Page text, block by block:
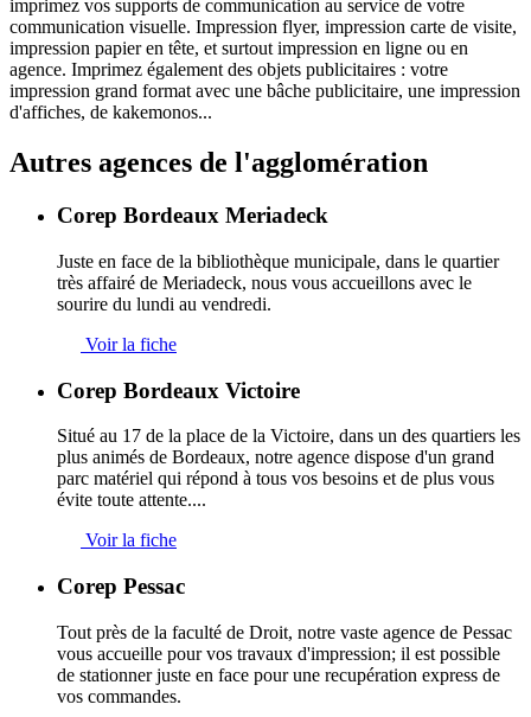
imprimez vos supports de communication au service de votre
communication visuelle. Impression flyer, impression carte de visite,
impression papier en tête, et surtout impression en ligne ou en
agence. Imprimez également des objets publicitaires : votre
impression grand format avec une bâche publicitaire, une impression
d'affiches, de kakemonos...
Autres agences de l'agglomération
Corep Bordeaux Meriadeck
Juste en face de la bibliothèque municipale, dans le quartier
très affairé de Meriadeck, nous vous accueillons avec le
sourire du lundi au vendredi.
Voir la fiche
Corep Bordeaux Victoire
Situé au 17 de la place de la Victoire, dans un des quartiers les
plus animés de Bordeaux, notre agence dispose d'un grand
parc matériel qui répond à tous vos besoins et de plus vous
évite toute attente....
Voir la fiche
Corep Pessac
Tout près de la faculté de Droit, notre vaste agence de Pessac
vous accueille pour vos travaux d'impression; il est possible
de stationner juste en face pour une recupération express de
vos commandes.